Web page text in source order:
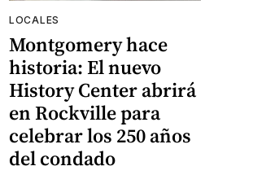
LOCALES
Montgomery hace
historia: El nuevo
History Center abrirá
en Rockville para
celebrar los 250 años
del condado